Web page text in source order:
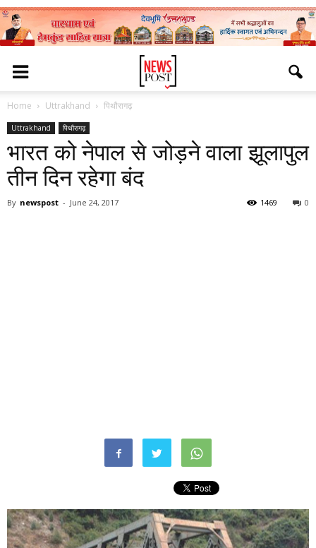
Home Uttrakhand पिथौरागढ़
Uttrakhand पिथौरागढ़
भारत को नेपाल से जोड़ने वाला झूलापुल
तीन दिन रहेगा बंद
By newspost - June 24, 2017 0
1469